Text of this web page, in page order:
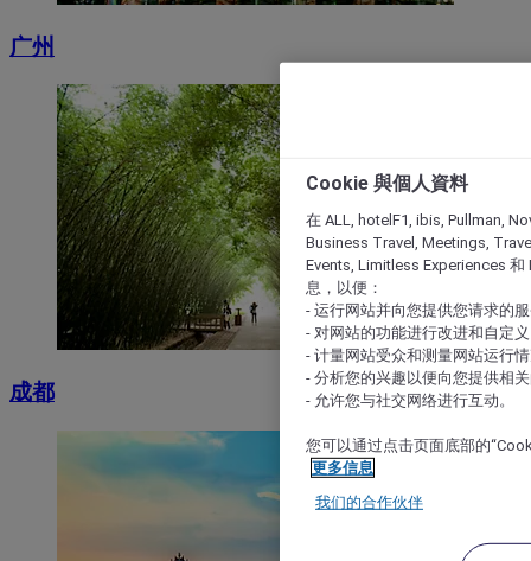
广州
成都
Cookie 與個人資料
在 ALL, hotelF1, ibis, Pullman,
Business Travel, Meetings,
Events, Limitless Experiences 和
息，以便：
- 运行网站并向您提供您请求的
- 对网站的功能进行改进和自定义
- 计量网站受众和测量网站运行
- 分析您的兴趣以便向您提供相
- 允许您与社交网络进行互动。
您可以通过点击页面底部的
更多信息
我们的合作伙伴